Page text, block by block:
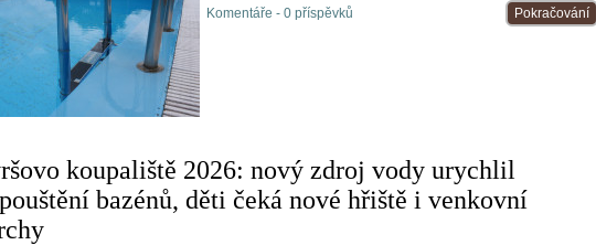
Pokračování
Komentáře - 0 příspěvků
koupaliště 2026: nový zdroj vody urychlil
bazénů, děti čeká nové hřiště i venkovní